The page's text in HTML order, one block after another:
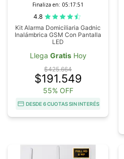
Finaliza en: 05:17:50
4.8
Kit Alarma Domiciliaria Gadnic
Inalámbrica GSM Con Pantalla
LED
Llega GratisHoy
$425.664
$191.549
55% OFF
DESDE 6 CUOTAS SIN INTERÉS